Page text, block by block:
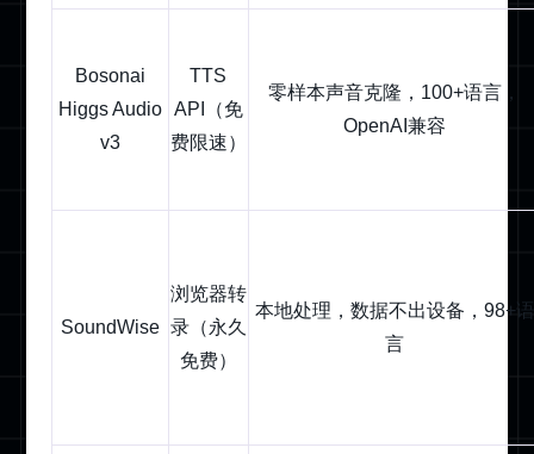
Bosonai
Higgs Audio
v3
TTS
API（免
费限速）
零样本声音克隆，100+语言，
OpenAI兼容
SoundWise
浏览器转
录（永久
免费）
本地处理，数据不出设备，98+语
言